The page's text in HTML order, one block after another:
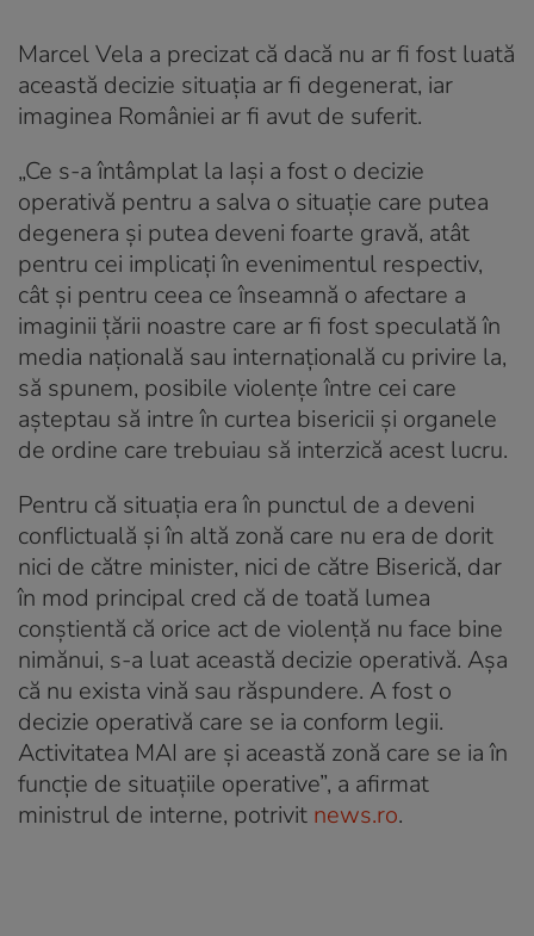
Marcel Vela a precizat că dacă nu ar fi fost luată
această decizie situația ar fi degenerat, iar
imaginea României ar fi avut de suferit.
„Ce s-a întâmplat la Iaşi a fost o decizie
operativă pentru a salva o situaţie care putea
degenera şi putea deveni foarte gravă, atât
pentru cei implicaţi în evenimentul respectiv,
cât şi pentru ceea ce înseamnă o afectare a
imaginii ţării noastre care ar fi fost speculată în
media naţională sau internaţională cu privire la,
să spunem, posibile violenţe între cei care
aşteptau să intre în curtea bisericii şi organele
de ordine care trebuiau să interzică acest lucru.
Pentru că situaţia era în punctul de a deveni
conflictuală şi în altă zonă care nu era de dorit
nici de către minister, nici de către Biserică, dar
în mod principal cred că de toată lumea
conştientă că orice act de violenţă nu face bine
nimănui, s-a luat această decizie operativă. Aşa
că nu exista vină sau răspundere. A fost o
decizie operativă care se ia conform legii.
Activitatea MAI are şi această zonă care se ia în
funcţie de situaţiile operative”, a afirmat
ministrul de interne, potrivit news.ro.